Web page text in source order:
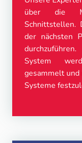
über die
Schnittstellen.
der nächsten
System
gesammelt
Systeme